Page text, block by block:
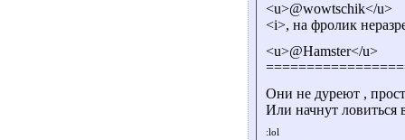
<u>@wowtschik</u>
<i>, на фролик
<u>@Hamster</u>
Они не дуреют ,
Или начнут ловиться